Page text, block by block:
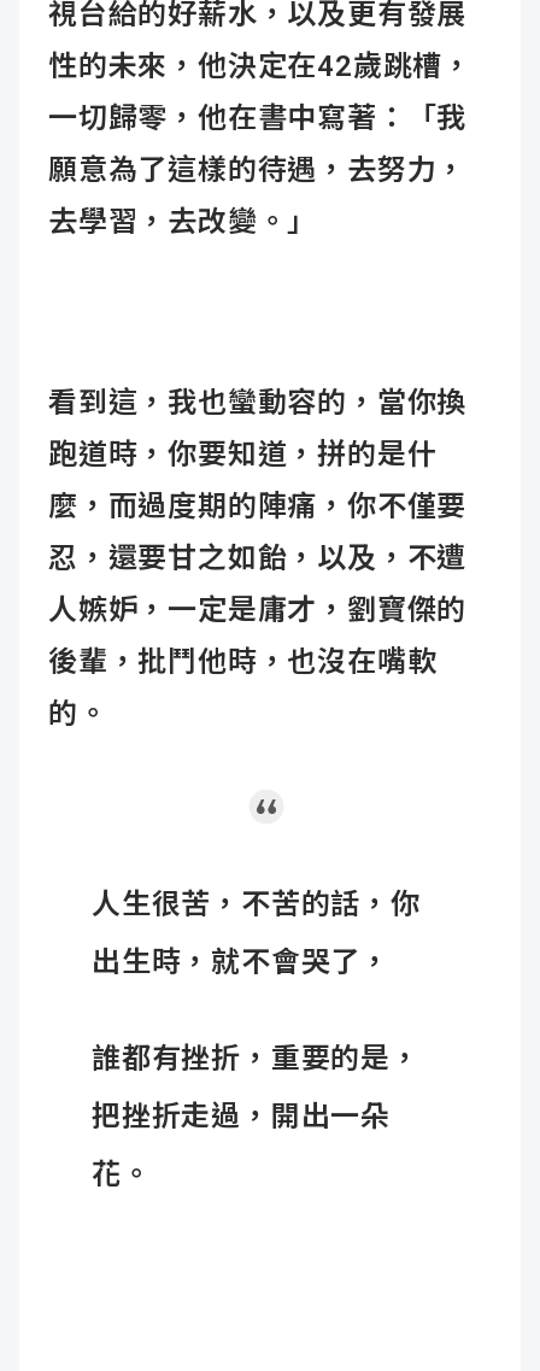
視台給的好薪水，以及更有發展
性的未來，他決定在42歲跳槽，
一切歸零，他在書中寫著：「我
願意為了這樣的待遇，去努力，
去學習，去改變。」
看到這，我也蠻動容的，當你換
跑道時，你要知道，拼的是什
麼，而過度期的陣痛，你不僅要
忍，還要甘之如飴，以及，不遭
人嫉妒，一定是庸才，劉寶傑的
後輩，批鬥他時，也沒在嘴軟
的。
人生很苦，不苦的話，你
出生時，就不會哭了，
誰都有挫折，重要的是，
把挫折走過，開出一朵
花。